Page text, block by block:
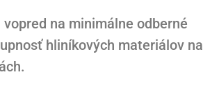
na minimálne odberné
hliníkových materiálov na